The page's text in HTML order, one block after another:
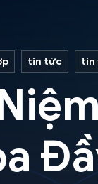
tin tức tin